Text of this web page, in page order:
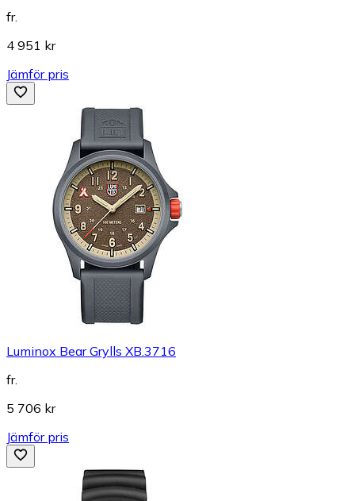
fr.
4 951 kr
Jämför pris
Luminox Bear Grylls XB.3716
fr.
5 706 kr
Jämför pris